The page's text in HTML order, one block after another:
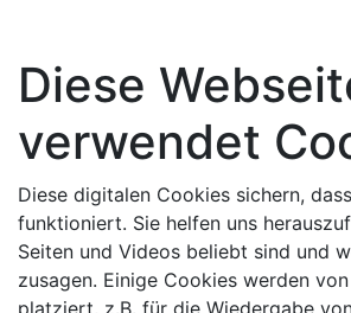
Diese
verwendet
Diese digitalen Cookies sichern,
funktioniert. Sie helfen uns
Seiten und Videos beliebt sind und
zusagen. Einige Cookies werden
platziert, z.B. für die Wiedergabe